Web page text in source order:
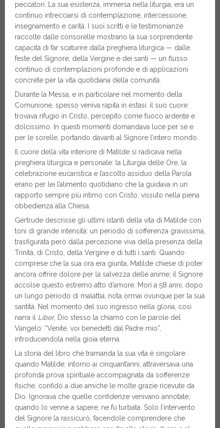
peccatori. La sua esistenza, immersa nella liturgia, era un
continuo intrecciarsi di contemplazione, intercessione,
insegnamento e carità. I suoi scritti e le testimonianze
raccolte dalle consorelle mostrano la sua sorprendente
capacità di far scaturire dalla preghiera liturgica — dalle
feste del Signore, della Vergine e dei santi — un flusso
continuo di contemplazioni profonde e di applicazioni
concrete per la vita quotidiana della comunità.
Durante la Messa, e in particolare nel momento della
Comunione, spesso veniva rapita in estasi: il suo cuore
trovava rifugio in Cristo, percepito come fuoco ardente e
dolcissimo. In questi momenti domandava luce per sé e
per le sorelle, portando davanti al Signore l’intero mondo.
Il cuore della vita interiore di Matilde si radicava nella
preghiera liturgica e personale: la Liturgia delle Ore, la
celebrazione eucaristica e l’ascolto assiduo della Parola
erano per lei l’alimento quotidiano che la guidava in un
rapporto sempre più intimo con Cristo, vissuto nella piena
obbedienza alla Chiesa.
Gertrude descrisse gli ultimi istanti della vita di Matilde con
toni di grande intensità: un periodo di sofferenza gravissima,
trasfigurata però dalla percezione viva della presenza della
Trinità, di Cristo, della Vergine e di tutti i santi. Quando
comprese che la sua ora era giunta, Matilde chiese di poter
ancora offrire dolore per la salvezza delle anime; il Signore
accolse questo estremo atto d’amore. Morì a 58 anni, dopo
un lungo periodo di malattia, nota ormai ovunque per la sua
santità. Nel momento del suo ingresso nella gloria, così
narra il Liber, Dio stesso la chiamò con le parole del
Vangelo: “Venite, voi benedetti dal Padre mio”,
introducendola nella gioia eterna.
La storia del libro che tramanda la sua vita è singolare:
quando Matilde, intorno ai cinquant’anni, attraversava una
profonda prova spirituale accompagnata da sofferenze
fisiche, confidò a due amiche le molte grazie ricevute da
Dio. Ignorava che quelle confidenze venivano annotate;
quando lo venne a sapere, ne fu turbata. Solo l’intervento
del Signore la rassicurò, facendole comprendere che